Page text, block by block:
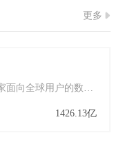
更多
1426.13亿